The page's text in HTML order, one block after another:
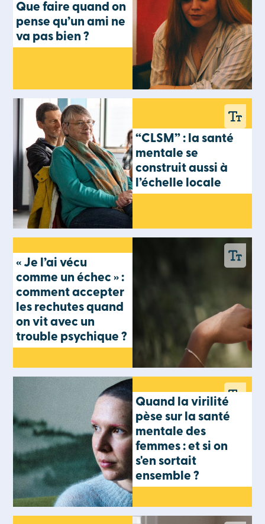
Que faire quand on
pense qu’un ami ne
va pas bien ?
“CLSM” : la santé
mentale se
construit aussi à
l’échelle locale
« Je l’ai vécu
comme un échec » :
comment accepter
les rechutes quand
on vit avec un
trouble psychique ?
Quand la virilité
pèse sur la santé
mentale des
femmes : et si on
s'en sortait
ensemble ?